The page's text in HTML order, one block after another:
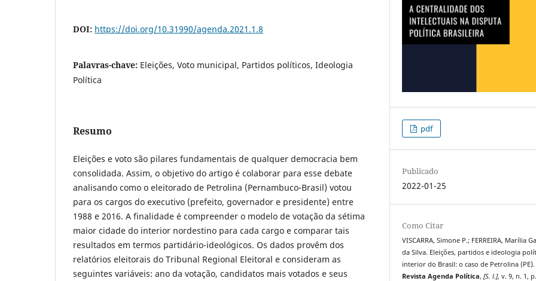
DOI: https://doi.org/10.31990/agenda.2021.1.8
Palavras-chave: Eleições, Voto municipal, Partidos políticos, Ideologia
Política
Resumo
Eleições e voto são pilares fundamentais de qualquer democracia bem
consolidada. Assim, o objetivo do artigo é colaborar para esse debate
analisando como o eleitorado de Petrolina (Pernambuco-Brasil) votou
para os cargos do executivo (prefeito, governador e presidente) entre
1988 e 2016. A finalidade é compreender o modelo de votação da sétima
maior cidade do interior nordestino para cada cargo e comparar tais
resultados em termos partidário-ideológicos. Os dados provêm dos
relatórios eleitorais do Tribunal Regional Eleitoral e consideram as
seguintes variáveis: ano da votação, candidatos mais votados e seus
pdf
Publicado
2022-01-25
Como Citar
VISCARRA, Simone P.; FERREIRA, Marília
da Silva. Eleições, partidos e ideologia
interior do Brasil: o caso de Petrolina (PE).
Revista Agenda Política,[S. l.], v. 9, n. 1,